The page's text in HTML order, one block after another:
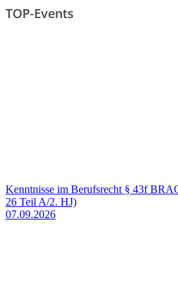
TOP-Events
Kenntnisse im Berufsrecht § 43f
26 Teil A/2. HJ)
07.09.2026